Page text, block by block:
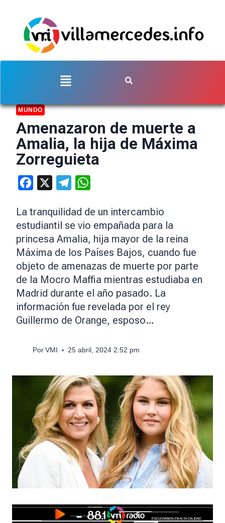
MUNDO
Amenazaron de muerte a
Amalia, la hija de Máxima
Zorreguieta
Facebook Telegram
La tranquilidad de un intercambio
estudiantil se vio empañada para la
princesa Amalia, hija mayor de la reina
Máxima de los Países Bajos, cuando fue
objeto de amenazas de muerte por parte
de la Mocro Maffia mientras estudiaba en
Madrid durante el año pasado. La
información fue revelada por el rey
Guillermo de Orange, esposo…
Por VMI 25 abril, 2024 2:52 pm